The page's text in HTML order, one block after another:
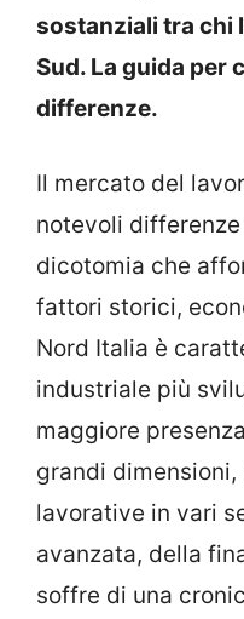
sostanziali tra chi
Sud. La guida per
differenze.
Il mercato del
notevoli
dicotomia che
fattori storici,
Nord Italia è
industriale più
maggiore
grandi
lavorative in vari
avanzata, della
soffre di una